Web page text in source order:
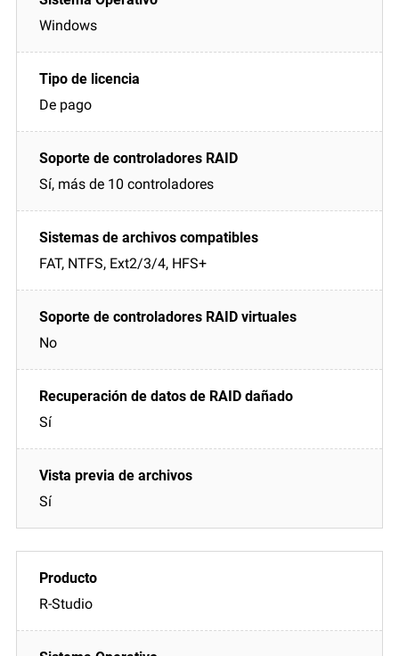
Windows
De pago
Sí, más de 10 controladores
FAT, NTFS, Ext2/3/4, HFS+
No
Sí
Sí
R-Studio